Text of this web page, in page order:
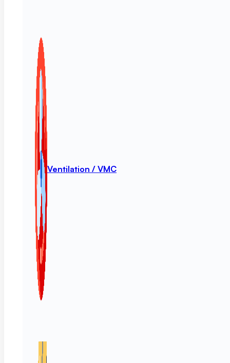
Ventilation / VMC